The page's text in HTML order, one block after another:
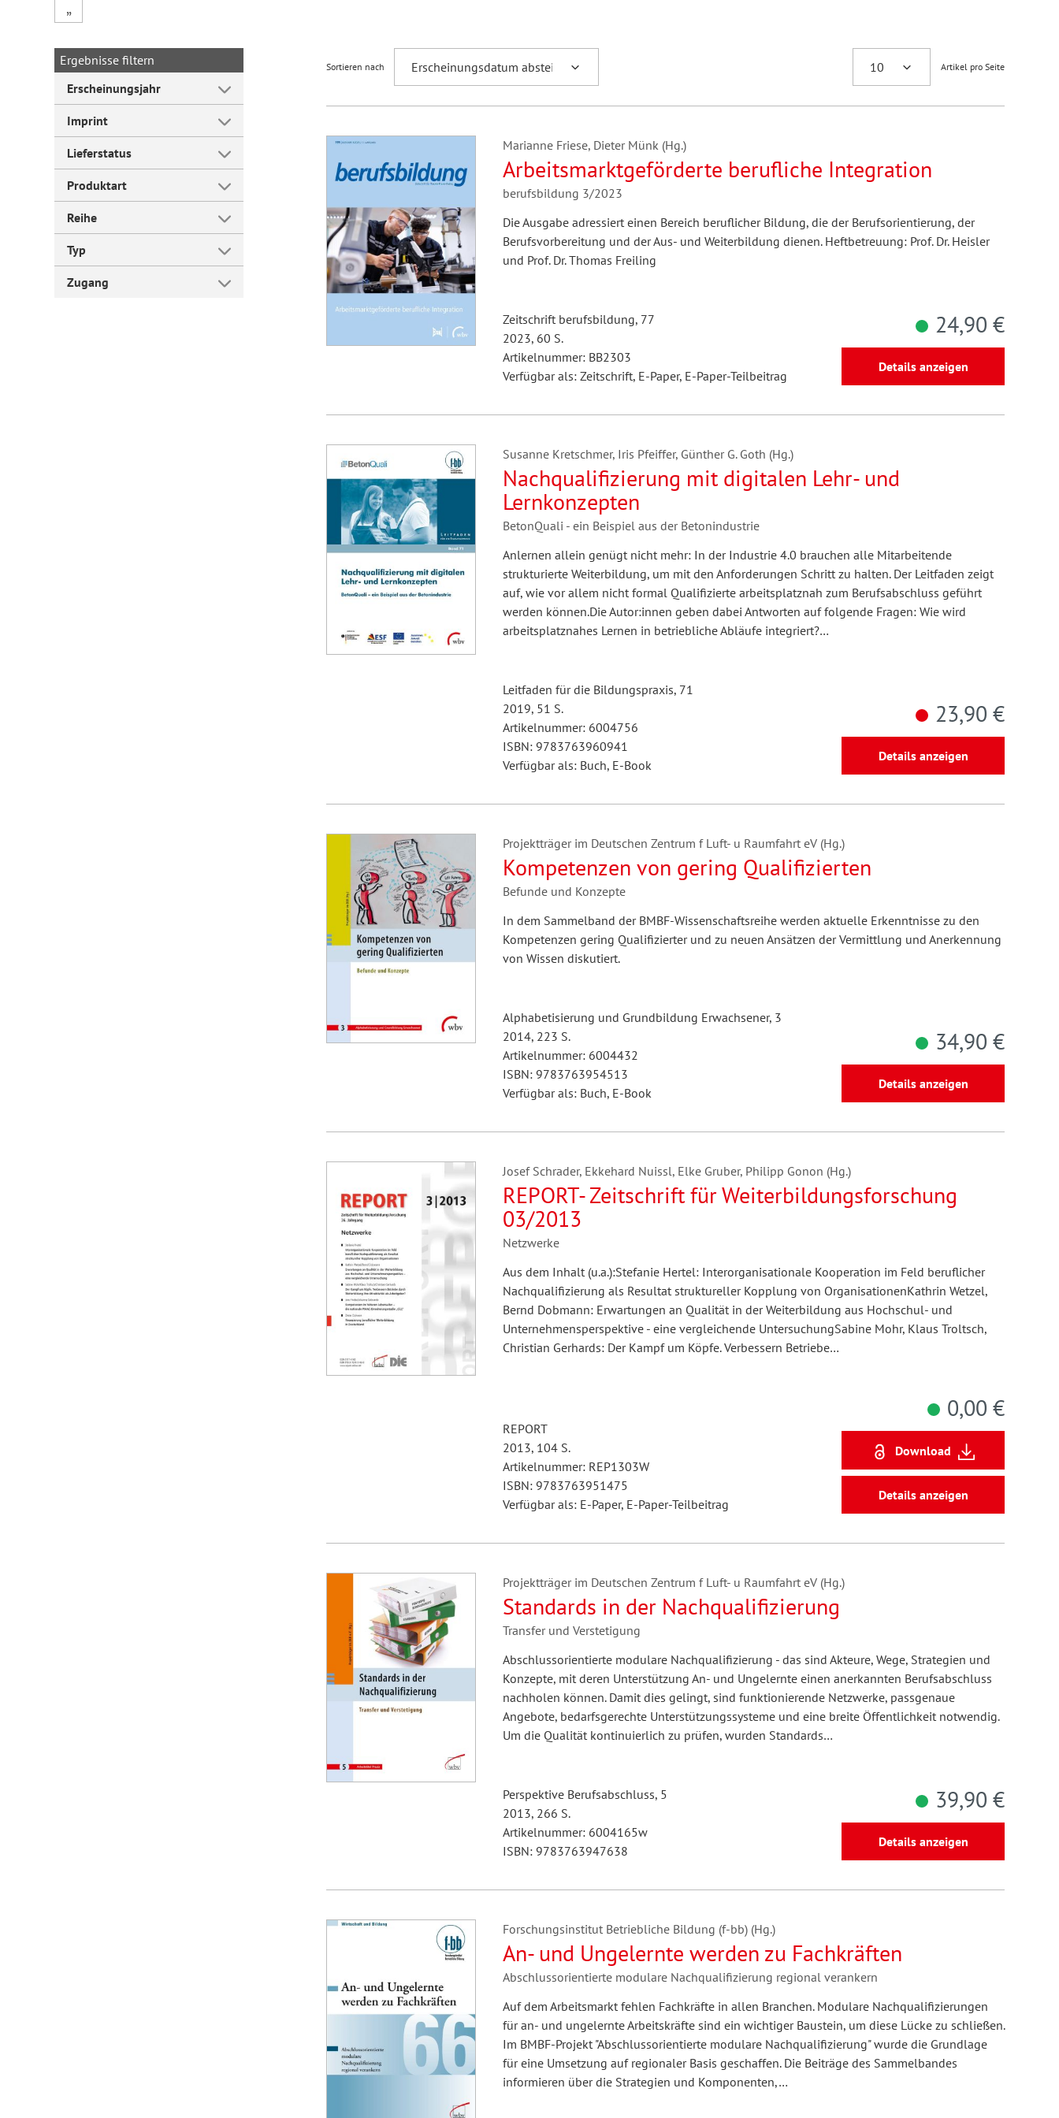
Forum Arbeitslehre
„
Ergebnisse filtern
Erscheinungsjahr
Imprint
Lieferstatus
Produktart
Reihe
Typ
Zugang
Sortieren nach Artikel pro Seite
Marianne Friese, Dieter Münk (Hg.)
Arbeitsmarktgeförderte berufliche Integration
berufsbildung 3/2023
Die Ausgabe adressiert einen Bereich beruflicher Bildung, die der Berufsorientierung, der
Berufsvorbereitung und der Aus- und Weiterbildung dienen. Heftbetreuung: Prof. Dr. Heisler
und Prof. Dr. Thomas Freiling
Zeitschrift berufsbildung, 77
2023, 60 S.
Artikelnummer: BB2303
Verfügbar als: Zeitschrift, E-Paper, E-Paper-Teilbeitrag
24,90 €
Details anzeigen
Susanne Kretschmer, Iris Pfeiffer, Günther G. Goth (Hg.)
Nachqualifizierung mit digitalen Lehr- und
Lernkonzepten
BetonQuali - ein Beispiel aus der Betonindustrie
Anlernen allein genügt nicht mehr: In der Industrie 4.0 brauchen alle Mitarbeitende
strukturierte Weiterbildung, um mit den Anforderungen Schritt zu halten. Der Leitfaden zeigt
auf, wie vor allem nicht formal Qualifizierte arbeitsplatznah zum Berufsabschluss geführt
werden können.Die Autor:innen geben dabei Antworten auf folgende Fragen: Wie wird
arbeitsplatznahes Lernen in betriebliche Abläufe integriert?…
Leitfaden für die Bildungspraxis, 71
2019, 51 S.
Artikelnummer: 6004756
ISBN: 9783763960941
Verfügbar als: Buch, E-Book
23,90 €
Details anzeigen
Projektträger im Deutschen Zentrum f Luft- u Raumfahrt eV (Hg.)
Kompetenzen von gering Qualifizierten
Befunde und Konzepte
In dem Sammelband der BMBF-Wissenschaftsreihe werden aktuelle Erkenntnisse zu den
Kompetenzen gering Qualifizierter und zu neuen Ansätzen der Vermittlung und Anerkennung
von Wissen diskutiert.
Alphabetisierung und Grundbildung Erwachsener, 3
2014, 223 S.
Artikelnummer: 6004432
ISBN: 9783763954513
Verfügbar als: Buch, E-Book
34,90 €
Details anzeigen
Josef Schrader, Ekkehard Nuissl, Elke Gruber, Philipp Gonon (Hg.)
REPORT- Zeitschrift für Weiterbildungsforschung
03/2013
Netzwerke
Aus dem Inhalt (u.a.):Stefanie Hertel: Interorganisationale Kooperation im Feld beruflicher
Nachqualifizierung als Resultat struktureller Kopplung von OrganisationenKathrin Wetzel,
Bernd Dobmann: Erwartungen an Qualität in der Weiterbildung aus Hochschul- und
Unternehmensperspektive - eine vergleichende UntersuchungSabine Mohr, Klaus Troltsch,
Christian Gerhards: Der Kampf um Köpfe. Verbessern Betriebe…
REPORT
2013, 104 S.
Artikelnummer: REP1303W
ISBN: 9783763951475
Verfügbar als: E-Paper, E-Paper-Teilbeitrag
0,00 €
Download
Details anzeigen
Projektträger im Deutschen Zentrum f Luft- u Raumfahrt eV (Hg.)
Standards in der Nachqualifizierung
Transfer und Verstetigung
Abschlussorientierte modulare Nachqualifizierung - das sind Akteure, Wege, Strategien und
Konzepte, mit deren Unterstützung An- und Ungelernte einen anerkannten Berufsabschluss
nachholen können. Damit dies gelingt, sind funktionierende Netzwerke, passgenaue
Angebote, bedarfsgerechte Unterstützungssysteme und eine breite Öffentlichkeit notwendig.
Um die Qualität kontinuierlich zu prüfen, wurden Standards…
Perspektive Berufsabschluss, 5
2013, 266 S.
Artikelnummer: 6004165w
ISBN: 9783763947638
39,90 €
Details anzeigen
Forschungsinstitut Betriebliche Bildung (f-bb) (Hg.)
An- und Ungelernte werden zu Fachkräften
Abschlussorientierte modulare Nachqualifizierung regional verankern
Auf dem Arbeitsmarkt fehlen Fachkräfte in allen Branchen. Modulare Nachqualifizierungen
für an- und ungelernte Arbeitskräfte sind ein wichtiger Baustein, um diese Lücke zu schließen.
Im BMBF-Projekt "Abschlussorientierte modulare Nachqualifizierung" wurde die Grundlage
für eine Umsetzung auf regionaler Basis geschaffen. Die Beiträge des Sammelbandes
informieren über die Strategien und Komponenten,…